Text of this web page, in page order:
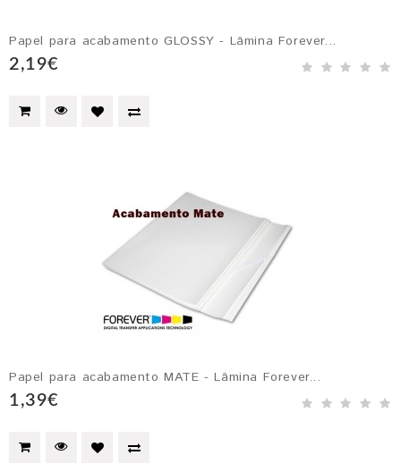
Papel para acabamento GLOSSY - Lâmina Forever...
2,19€
Papel para acabamento MATE - Lâmina Forever...
1,39€